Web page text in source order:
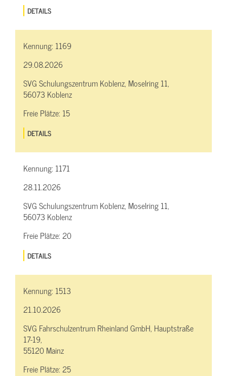
DETAILS
Kennung: 1169
29.08.2026
SVG Schulungszentrum Koblenz, Moselring 11,
56073 Koblenz
Freie Plätze: 15
DETAILS
Kennung: 1171
28.11.2026
SVG Schulungszentrum Koblenz, Moselring 11,
56073 Koblenz
Freie Plätze:20
DETAILS
Kennung: 1513
21.10.2026
SVG Fahrschulzentrum Rheinland GmbH, Hauptstraße
17-19,
55120 Mainz
Freie Plätze:25